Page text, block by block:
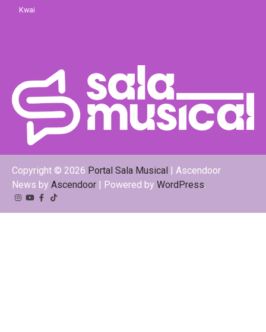
Kwai
Copyright © 2026 Portal Sala Musical
| Ascendoor
News by Ascendoor | Powered by WordPress.
Instagram
YouTube
Facebook
Tiktok